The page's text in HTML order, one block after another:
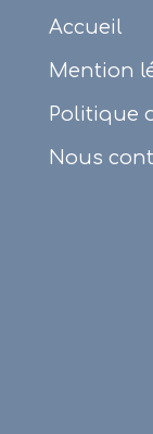
Accueil
Mention
Politique
Nous